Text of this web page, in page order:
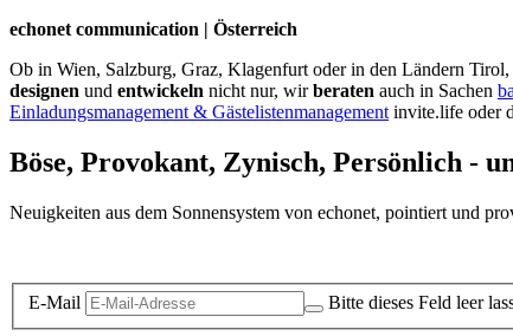
echonet communication | Österreich
Ob in Wien, Salzburg, Graz, Klagenfurt oder in den Ländern
designen und entwickeln nicht nur, wirberaten auch in Sachen
Einladungsmanagement & Gästelistenmanagement invite.life oder
Böse, Provokant, Zynisch, Persönlich -
Neuigkeiten aus dem Sonnensystem von echonet, pointiert und
E-Mail Bitte dieses Feld leer